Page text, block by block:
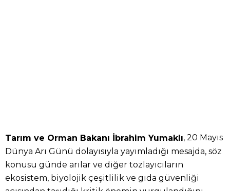
Tarım ve Orman Bakanı İbrahim Yumaklı, 20 Mayıs
Dünya Arı Günü dolayısıyla yayımladığı mesajda, söz
konusu günde arılar ve diğer tozlayıcıların
ekosistem, biyolojik çeşitlilik ve gıda güvenliği